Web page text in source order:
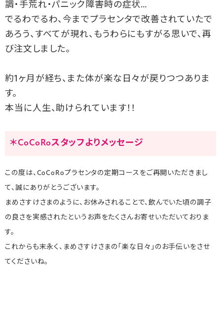
調・手荒れ・パニック障害時の症状…
でるわでるわ、今までプラセンタで改善されていたで
あろう、すべてが現れ、もうわらにもすがる思いで、再
び注文しました。
約1ヶ月が経ち、また体が楽な日々が戻りつつありま
す。
本当に人生、助けられています！！
＊CoCoRoスタッフよりメッセージ
この度は、CoCoRoプラセンタの定期コースをご再開いただきまし
て、誠にありがとうございます。
まめさすけさまのように、お休みされることで、飲んでいた頃の調子
の良さを実感されたというお声をたくさんお寄せいただいておりま
す。
これからも末永く、まめさすけさまの「楽な日々」のお手伝いをさせ
てくださいね。